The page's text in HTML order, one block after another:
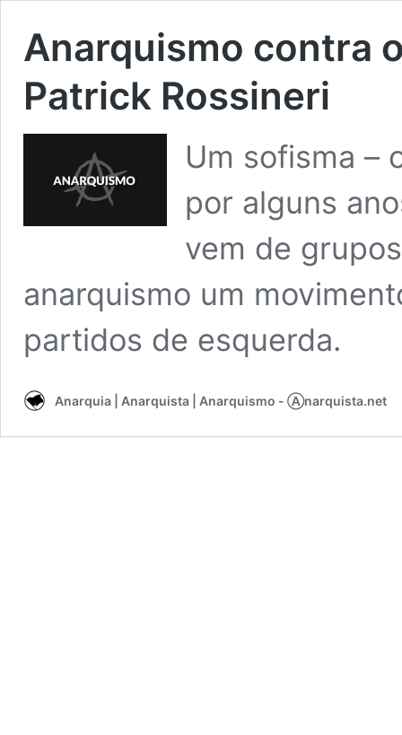
Anarquismo contra
Patrick Rossineri
Um sofisma –
por alguns
vem de
anarquismo um
partidos de esquerda.
Anarquia | Anarquista | Anarquismo - Ⓐnarquista.net